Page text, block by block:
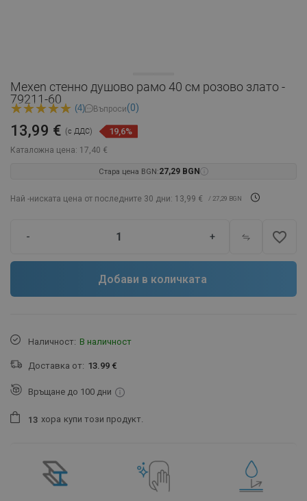
Mexen стенно душово рамо 40 см розово злато -
79211-60
(4) Въпроси(0)
Каталожна цена: 17,40 €
13,99 € (с ДДС) 19,6%
Стара цена BGN:27,29 BGN
Най -ниската цена от последните 30 дни: 13,99 € / 27,29 BGN
- + favorite_border
Добави в количката
Наличност: В наличност
Доставка от: 13.99 €
Връщане до 100 дни
1 3 хора купи този продукт.